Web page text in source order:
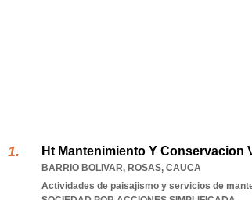
Ht Mantenimiento Y Conservacion
BARRIO BOLIVAR, ROSAS, CAUCA
Actividades de paisajismo y servicios de